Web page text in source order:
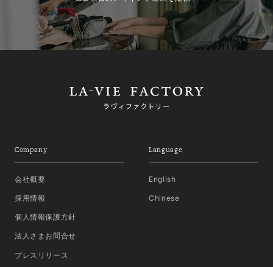
Company
会社概要
採用情報
個人情報保護方針
法人さまお問合せ
プレスリリース
Language
English
Chinese